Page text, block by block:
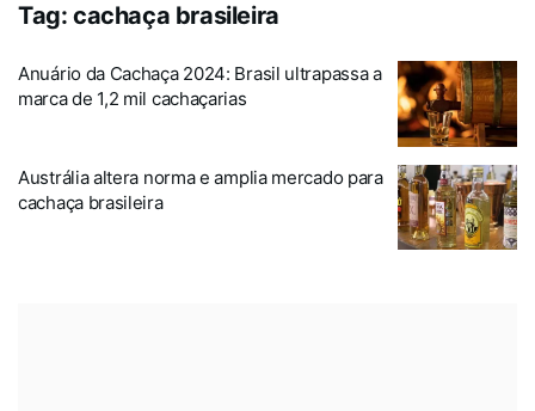
Tag: cachaça brasileira
Anuário da Cachaça 2024: Brasil ultrapassa a
marca de 1,2 mil cachaçarias
Austrália altera norma e amplia mercado para
cachaça brasileira